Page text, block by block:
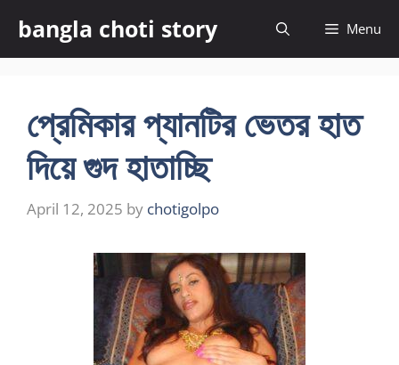
content
bangla choti story Menu
প্রেমিকার প্যানটির ভেতর হাত
দিয়ে গুদ হাতাচ্ছি
April 12, 2025 by chotigolpo